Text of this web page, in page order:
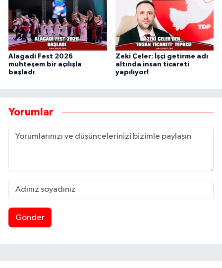
Alagadi Fest 2026
muhteşem bir açılışla
başladı
Zeki Çeler: İşçi getirme adı
altında insan ticareti
yapılıyor!
Yorumlar
Gönder